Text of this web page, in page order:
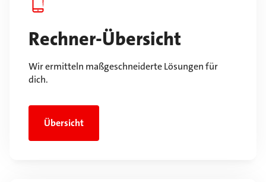
Rechner-Übersicht
Wir ermitteln maßgeschneiderte Lösungen für
dich.
Übersicht